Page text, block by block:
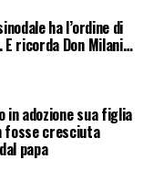
ha l’ordine di
E ricorda Don Milani…
in adozione sua figlia
fosse cresciuta
papa